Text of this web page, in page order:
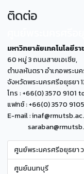
ติดต่อ
มหาวิทยาลัยเทคโนโลยี
60 หมู่ 3 ถนนสายเอเซีย,
ตำบลหันตรา อำเภอพระน
จังหวัดพระนครศรีอยุธยา
โทร : +66(0) 3570 9101
แฟกซ์ : +66(0) 3570 9105
E-mail :
ศูนย์พระนครศรีอยุธยา
ศูนย์นนทบุรี